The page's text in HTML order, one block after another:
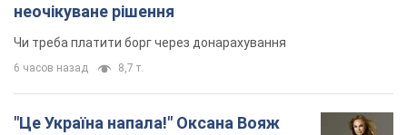
неочікуване рішення
Чи треба платити борг через донарахування
6 часов назад 8,7 т.
"Це Україна напала!" Оксана Вояж